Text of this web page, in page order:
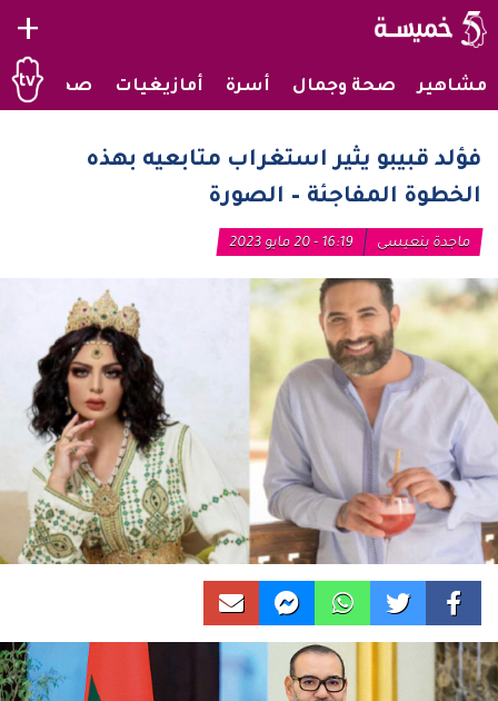
+
مشاهير صحة وجمال أسرة أمازيغيات صحراويات
فؤلد قبيبو يثير استغراب متابعيه بهذه
الخطوة المفاجئة – الصورة
ماجدة بنعيسى 16:19 - 20 مايو 2023